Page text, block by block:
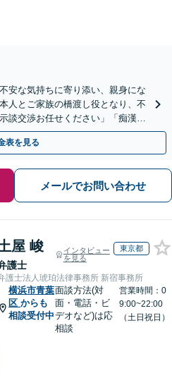
安な気持ちに寄り添い、親身にな
人とご家族の橋渡し役となり、不
談交渉お任せください」「痴漢／
完全個室対応】
表を見る
メールでお問い合わせ
屋 峻
護士
インタビュー
を見る
東京都
護士法人琥珀法律事務所 新宿事務所
横浜市青葉
区 からも
相談受付中
面談方法(対
面・電話・ビ
デオなど)は応
相談
営業時間：0
9:00~22:00
（土日祝日）